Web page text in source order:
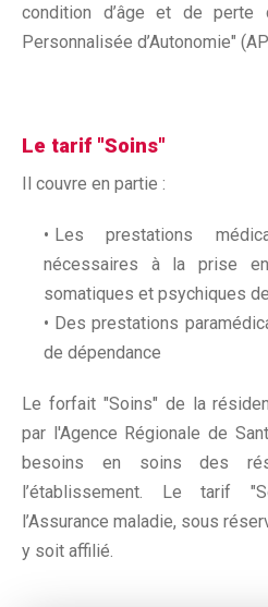
condition d’âge et de perte
Personnalisée d’Autonomie"
Le tarif "Soins"
Il couvre en partie :
Les prestations
nécessaires à la prise
somatiques et psychiques
Des prestations
de dépendance
Le forfait "Soins" de la
par l'Agence Régionale de
besoins en soins des
l’établissement. Le tarif
l’Assurance maladie, sous
y soit affilié.